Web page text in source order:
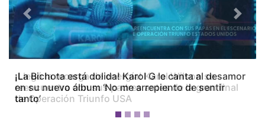
¡La Bichota está dolida! Karol G le canta al desamor
en su nuevo álbum ‘No me arrepiento de sentir
tanto’
Previous Next